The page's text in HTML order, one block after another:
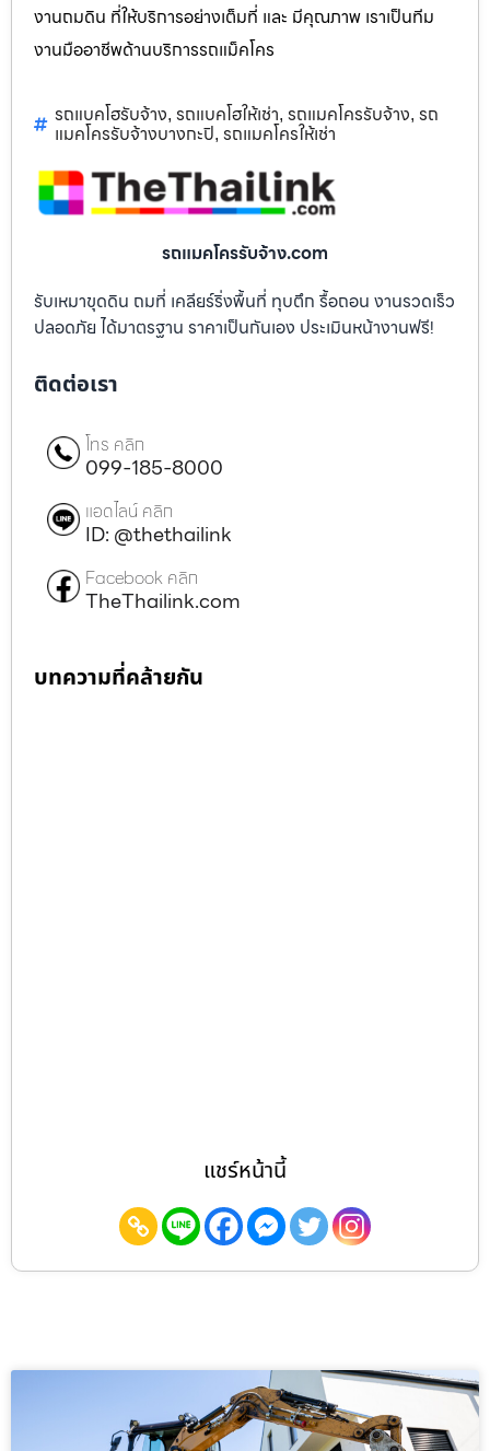
งานถมดิน ที่ให้บริการอย่างเต็มที่ และ มีคุณภาพ เราเป็นทีม
งานมืออาชีพด้านบริการรถแม็คโคร
รถแบคโฮรับจ้าง, รถแบคโฮให้เช่า, รถแมคโครรับจ้าง, รถ
แมคโครรับจ้างบางกะปิ, รถแมคโครให้เช่า
รถแมคโครรับจ้าง.com
รับเหมาขุดดิน ถมที่ เคลียร์ริ่งพื้นที่ ทุบตึก รื้อถอน งานรวดเร็ว
ปลอดภัย ได้มาตรฐาน ราคาเป็นกันเอง ประเมินหน้างานฟรี!
ติดต่อเรา
โทร คลิก
099-185-8000
แอดไลน์ คลิก
ID: @thethailink
Facebook คลิก
TheThailink.com
บทความที่คล้ายกัน
แชร์หน้านี้